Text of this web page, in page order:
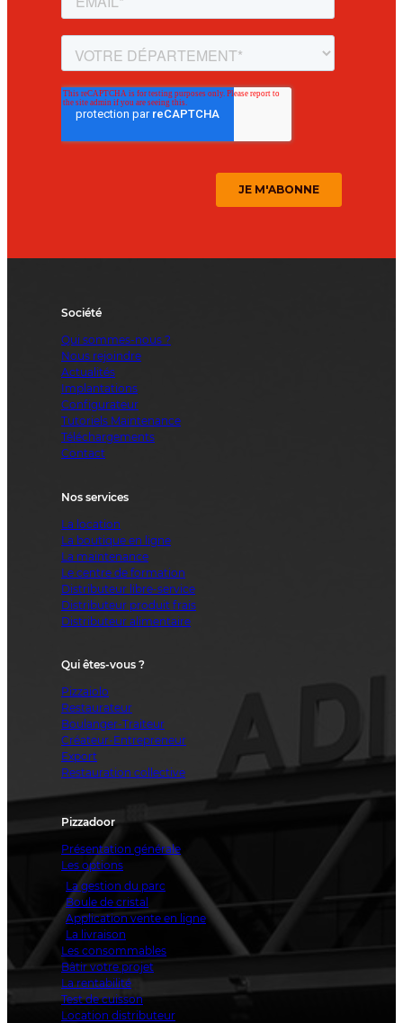
Société
Qui sommes-nous ?
Nous rejoindre
Actualités
Implantations
Configurateur
Tutoriels Maintenance
Téléchargements
Contact
Nos services
La location
La boutique en ligne
La maintenance
Le centre de formation
Distributeur libre-service
Distributeur produit frais
Distributeur alimentaire
Qui êtes-vous ?
Pizzaiolo
Restaurateur
Boulanger-Traiteur
Créateur-Entrepreneur
Export
Restauration collective
Pizzadoor
Présentation générale
Les options
La gestion du parc
Boule de cristal
Application vente en ligne
La livraison
Les consommables
Bâtir votre projet
La rentabilité
Test de cuisson
Location distributeur